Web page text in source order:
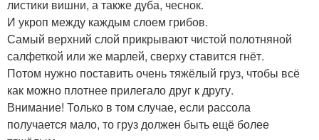
листики вишни, а также дуба, чеснок.
И укроп между каждым слоем грибов.
Самый верхний слой прикрывают чистой полотняной
салфеткой или же марлей, сверху ставится гнёт.
Потом нужно поставить очень тяжёлый груз, чтобы всё
как можно плотнее прилегало друг к другу.
Внимание! Только в том случае, если рассола
получается мало, то груз должен быть ещё более